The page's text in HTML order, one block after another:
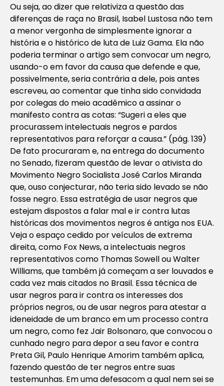
Ou seja, ao dizer que relativiza a questão das
diferenças de raça no Brasil, Isabel Lustosa não tem
a menor vergonha de simplesmente ignorar a
história e o histórico de luta de Luiz Gama. Ela não
poderia terminar o artigo sem convocar um negro,
usando-o em favor da causa que defende e que,
possivelmente, seria contrária a dele, pois antes
escreveu, ao comentar que tinha sido convidada
por colegas do meio acadêmico a assinar o
manifesto contra as cotas: “Sugeri a eles que
procurassem intelectuais negros e pardos
representativos para reforçar a causa.” (pág. 139)
De fato procuraram e, na entrega do documento
no Senado, fizeram questão de levar o ativista do
Movimento Negro Socialista José Carlos Miranda
que, ouso conjecturar, não teria sido levado se não
fosse negro. Essa estratégia de usar negros que
estejam dispostos a falar mal e ir contra lutas
históricas dos movimentos negros é antiga nos EUA.
Veja o espaço cedido por veículos de extrema
direita, como Fox News, a intelectuais negros
representativos como Thomas Sowell ou Walter
Williams, que também já começam a ser louvados e
cada vez mais citados no Brasil. Essa técnica de
usar negros para ir contra os interesses dos
próprios negros, ou de usar negros para atestar a
ideneidade de um branco em um processo contra
um negro, como fez Jair Bolsonaro, que convocou o
cunhado negro para depor a seu favor e contra
Preta Gil, Paulo Henrique Amorim também aplica,
fazendo questão de ter negros entre suas
testemunhas. Em uma defesacom a qual nem sei se